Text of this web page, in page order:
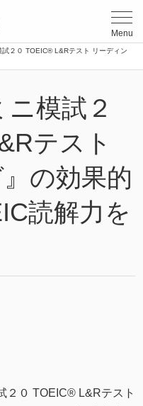
Menu
試２０ TOEIC® L&Rテスト リーディン
ニ模試２
テスト
の効果的
読解力を
２０ TOEIC® L&Rテスト